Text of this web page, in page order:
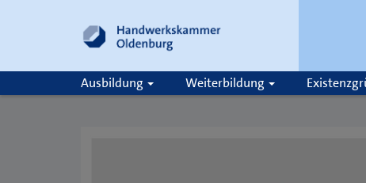
Ausbildung Weiterbildung